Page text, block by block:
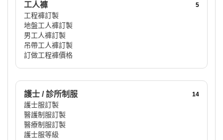
工人褲 5
工程褲訂製
地盤工人褲訂製
男工人褲訂製
吊帶工人褲訂製
訂做工程褲價格
護士 / 診所制服 14
護士服訂製
醫護制服訂製
醫療制服訂製
護士服等級